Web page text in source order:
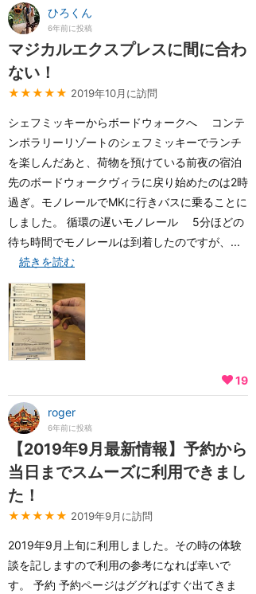
ひろくん
6年前に投稿
マジカルエクスプレスに間に合わ
ない！
★★★★★ 2019年10月に訪問
シェフミッキーからボードウォークへ コンテ
ンポラリーリゾートのシェフミッキーでランチ
を楽しんだあと、荷物を預けている前夜の宿泊
先のボードウォークヴィラに戻り始めたのは2時
過ぎ。モノレールでMKに行きバスに乗ることに
しました。 循環の遅いモノレール 5分ほどの
待ち時間でモノレールは到着したのですが、...
続きを読む
19
roger
6年前に投稿
【2019年9月最新情報】予約から
当日までスムーズに利用できまし
た！
★★★★★ 2019年9月に訪問
2019年9月上旬に利用しました。その時の体験
談を記しますので利用の参考になれば幸いで
す。 予約 予約ページはググればすぐ出てきま